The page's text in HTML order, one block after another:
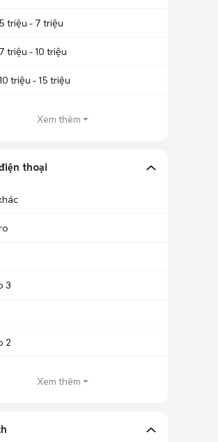
triệu - 7 triệu
triệu - 10 triệu
triệu - 15 triệu
Xem thêm
thoại
3
2
Xem thêm